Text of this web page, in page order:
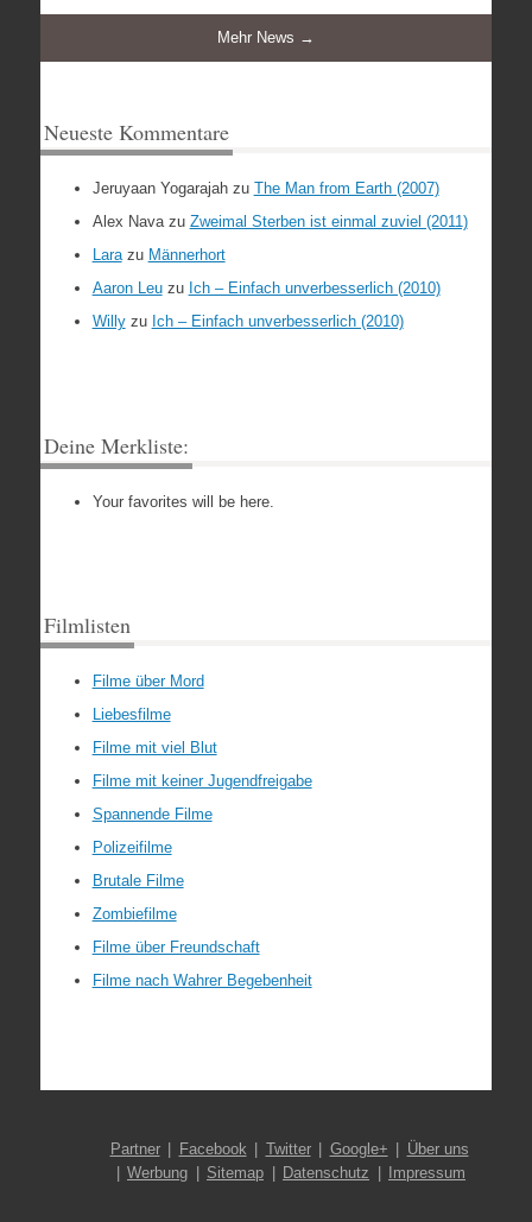
Mehr News →
Neueste Kommentare
Jeruyaan Yogarajahzu The Man from Earth (2007)
Alex Navazu Zweimal Sterben ist einmal zuviel (2011)
Larazu Männerhort
Aaron Leuzu Ich – Einfach unverbesserlich (2010)
Willyzu Ich – Einfach unverbesserlich (2010)
Deine Merkliste:
Your favorites will be here.
Filmlisten
Filme über Mord
Liebesfilme
Filme mit viel Blut
Filme mit keiner Jugendfreigabe
Spannende Filme
Polizeifilme
Brutale Filme
Zombiefilme
Filme über Freundschaft
Filme nach Wahrer Begebenheit
Partner Facebook Twitter Google+
Über uns
Werbung
Sitemap Datenschutz Impressum